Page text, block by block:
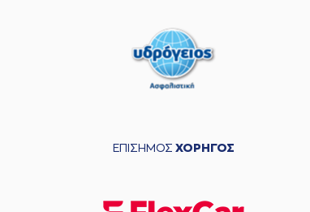
ΕΠΙΣΗΜΟΣ ΧΟΡΗΓΟΣ